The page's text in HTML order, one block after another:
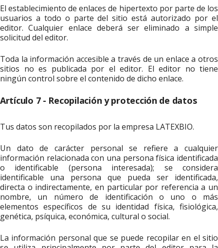
El establecimiento de enlaces de hipertexto por parte de los
usuarios a todo o parte del sitio está autorizado por el
editor. Cualquier enlace deberá ser eliminado a simple
solicitud del editor.
Toda la información accesible a través de un enlace a otros
sitios no es publicada por el editor. El editor no tiene
ningún control sobre el contenido de dicho enlace.
Artículo 7 - Recopilación y protección de datos
Tus datos son recopilados por la empresa LATEXBIO.
Un dato de carácter personal se refiere a cualquier
información relacionada con una persona física identificada
o identificable (persona interesada); se considera
identificable una persona que pueda ser identificada,
directa o indirectamente, en particular por referencia a un
nombre, un número de identificación o uno o más
elementos específicos de su identidad física, fisiológica,
genética, psíquica, económica, cultural o social.
La información personal que se puede recopilar en el sitio